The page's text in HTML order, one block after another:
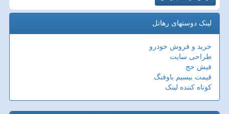
لینک دوستهای رهاتل
خرید و فروش خودرو
طراحی سایت
فیش حج
قیمت بیسیم باوفنگ
کوتاه کننده لینک